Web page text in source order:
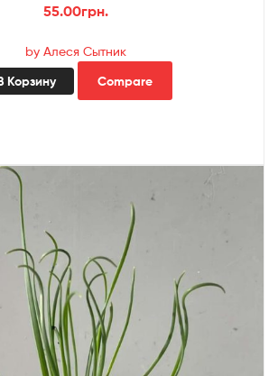
55.00грн.
by Алеся Сытник
Корзину Compare